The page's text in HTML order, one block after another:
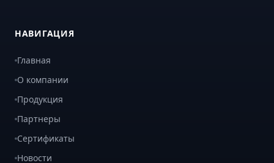
НАВИГАЦИЯ
Главная
О компании
Продукция
Партнеры
Сертификаты
Новости